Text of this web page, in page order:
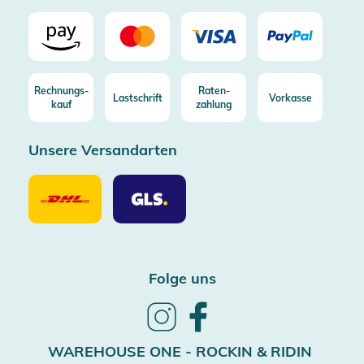
Rechnungs-
kauf
Lastschrift
Raten-
zahlung
Vorkasse
Unsere Versandarten
Unsere
Versandarten
DHL
Unsere
Versandarten
GLS
Folge uns
Follow
InstagramFacebook
WAREHOUSE ONE - ROCKIN & RIDIN